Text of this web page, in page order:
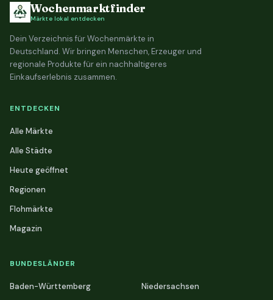
Wochenmarktfinder
Märkte lokal entdecken
Dein Verzeichnis für Wochenmärkte in
Deutschland. Wir bringen Menschen, Erzeuger und
regionale Produkte für ein nachhaltigeres
Einkaufserlebnis zusammen.
ENTDECKEN
Alle Märkte
Alle Städte
Heute geöffnet
Regionen
Flohmärkte
Magazin
BUNDESLÄNDER
Baden-Württemberg
Niedersachsen